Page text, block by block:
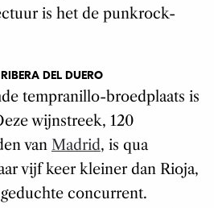
is het de punkrock-
DEL DUERO
tempranillo-broedplaats is
wijnstreek, 120
van Madrid, is qua
vijf keer kleiner dan Rioja,
concurrent.